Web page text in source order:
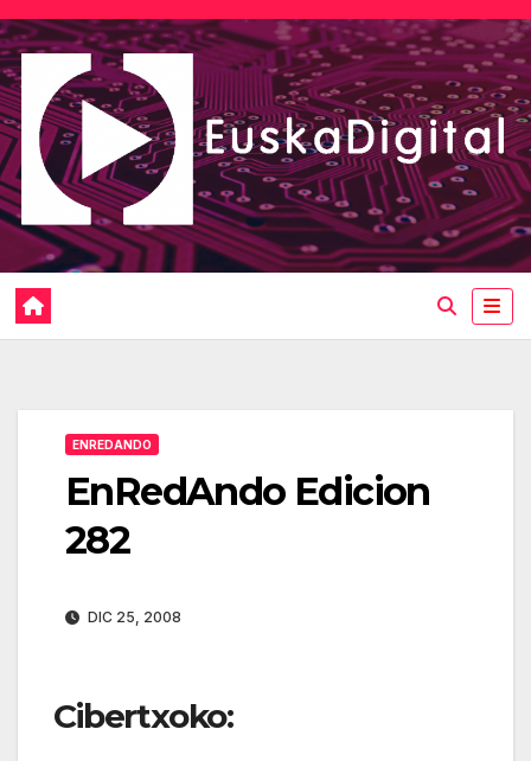
Saltar
al
contenido
ENREDANDO
EnRedAndo Edicion
282
DIC 25, 2008
Cibertxoko: